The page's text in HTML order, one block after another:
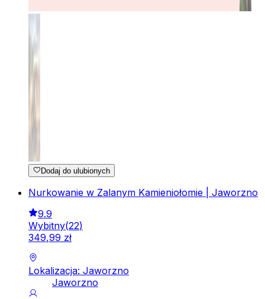
Dodaj do ulubionych
Nurkowanie w Zalanym Kamieniołomie | Jaworzno
9.9
Wybitny(22)
349,99 zł
Lokalizacja: Jaworzno
Jaworzno